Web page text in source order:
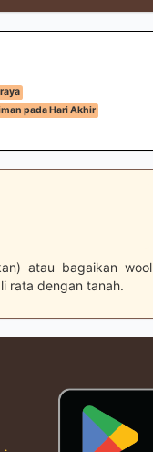
pada Hari Akhir
atau bagaikan wool
rata dengan tanah.